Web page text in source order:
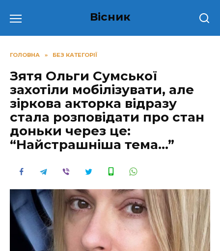
до
Вісник
ГОЛОВНА » БЕЗ КАТЕГОРІЇ
Зятя Ольги Сумської
захотіли мобілізувати, але
зіркова акторка відразу
стала розповідати про стан
доньки через це:
“Найстрашніша тема…”